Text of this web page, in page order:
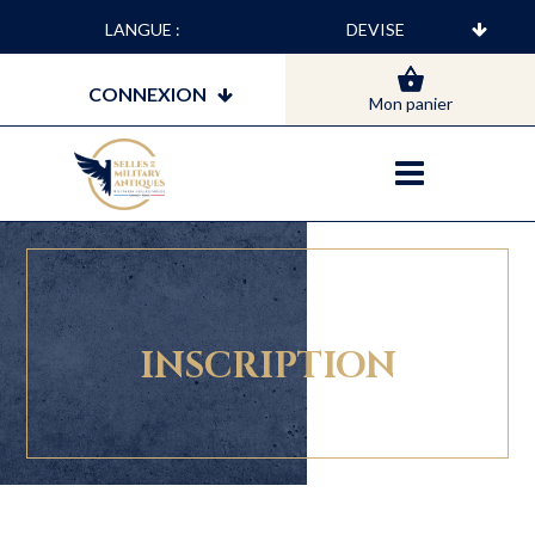
LANGUE :
CONNEXION Mon panier
INSCRIPTION